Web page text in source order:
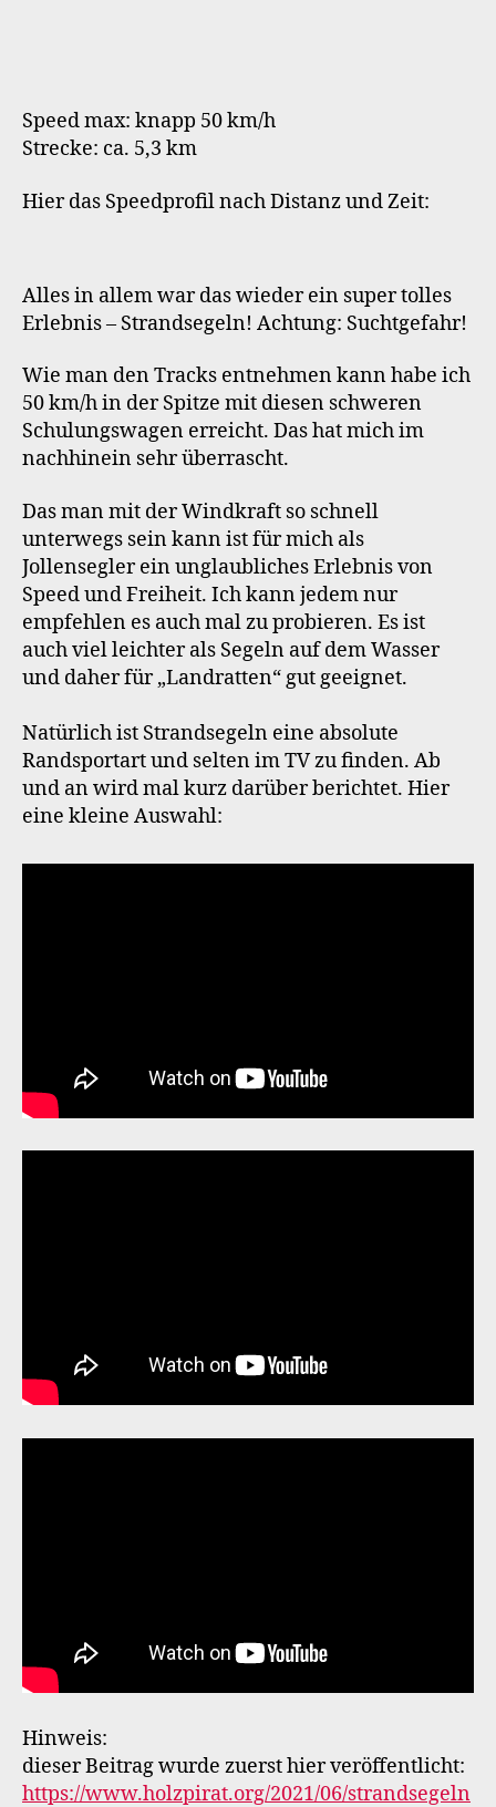
Speed max: knapp 50 km/h
Strecke: ca. 5,3 km
Hier das Speedprofil nach Distanz und Zeit:
Alles in allem war das wieder ein super tolles
Erlebnis – Strandsegeln! Achtung: Suchtgefahr!
Wie man den Tracks entnehmen kann habe ich
50 km/h in der Spitze mit diesen schweren
Schulungswagen erreicht. Das hat mich im
nachhinein sehr überrascht.
Das man mit der Windkraft so schnell
unterwegs sein kann ist für mich als
Jollensegler ein unglaubliches Erlebnis von
Speed und Freiheit. Ich kann jedem nur
empfehlen es auch mal zu probieren. Es ist
auch viel leichter als Segeln auf dem Wasser
und daher für „Landratten“ gut geeignet.
Natürlich ist Strandsegeln eine absolute
Randsportart und selten im TV zu finden. Ab
und an wird mal kurz darüber berichtet. Hier
eine kleine Auswahl:
Hinweis:
dieser Beitrag wurde zuerst hier veröffentlicht:
https://www.holzpirat.org/2021/06/strandsegeln